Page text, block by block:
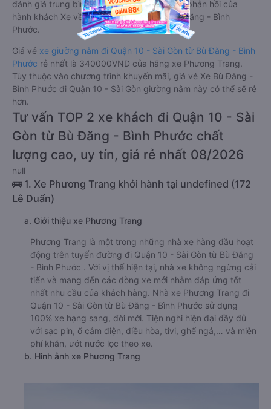
đánh giá trung bình từ 4.8/5 dựa trên 3952 phản hồi của
hành khách Xe về Quận 10 - Sài Gòn từ Bù Đăng - Bình
Phước.
Giá vé xe giường nằm đi Quận 10 - Sài Gòn từ Bù Đăng - Bình
Phước rẻ nhất là 340000VND của hãng xe Phương Trang.
Tùy thuộc vào chương trình khuyến mãi, giá vé Xe Bù Đăng -
Bình Phước đi Quận 10 - Sài Gòn giường nằm này có thể sẽ rẻ
hơn.
Tư vấn TOP 2 xe khách đi Quận 10 - Sài
Gòn từ Bù Đăng - Bình Phước chất
lượng cao, uy tín, giá rẻ nhất 08/2026
null
🚌 1. Xe Phương Trang khởi hành tại undefined (172
Lê Duẩn)
a. Giới thiệu xe Phương Trang
Phương Trang là một trong những nhà xe hàng đầu hoạt
động trên tuyến đường đi Quận 10 - Sài Gòn từ Bù Đăng
- Bình Phước . Với vị thế hiện tại, nhà xe không ngừng cải
tiến và mang đến các dòng xe mới nhằm đáp ứng tốt
nhất nhu cầu của khách hàng. Nhà xe Phương Trang đi
Quận 10 - Sài Gòn từ Bù Đăng - Bình Phước sử dụng
100% xe hạng sang, đời mới. Tiện nghi hiện đại đầy đủ
với sạc pin, ổ cắm điện, điều hòa, tivi, ghế ngả,… và miễn
phí khăn, ướt nước lọc theo xe.
b. Hình ảnh xe Phương Trang